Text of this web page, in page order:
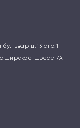
д.13 стр.1
Шоссе 7А